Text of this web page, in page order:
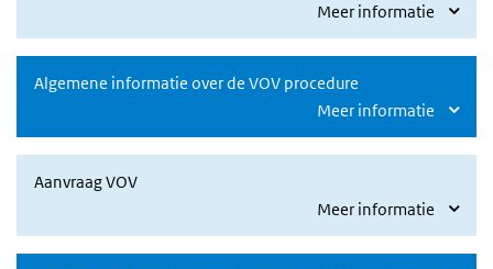
Meer informatie
Algemene informatie over de VOV procedure
Meer informatie
Aanvraag VOV
Meer informatie